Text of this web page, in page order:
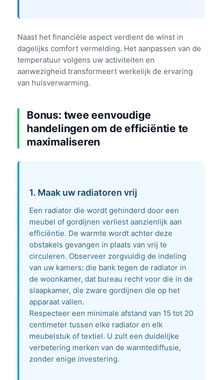
Naast het financiële aspect verdient de winst in
dagelijks comfort vermelding. Het aanpassen van de
temperatuur volgens uw activiteiten en
aanwezigheid transformeert werkelijk de ervaring
van huisverwarming.
Bonus: twee eenvoudige
handelingen om de efficiëntie te
maximaliseren
1. Maak uw radiatoren vrij
Een radiator die wordt gehinderd door een
meubel of gordijnen verliest aanzienlijk aan
efficiëntie. De warmte wordt achter deze
obstakels gevangen in plaats van vrij te
circuleren. Observeer zorgvuldig de indeling
van uw kamers: die bank tegen de radiator in
de woonkamer, dat bureau recht voor die in de
slaapkamer, die zware gordijnen die op het
apparaat vallen.
Respecteer een minimale afstand van 15 tot 20
centimeter tussen elke radiator en elk
meubelstuk of textiel. U zult een duidelijke
verbetering merken van de warmtediffusie,
zonder enige investering.